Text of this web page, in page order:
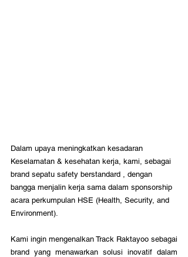
Dalam upaya meningkatkan kesadaran
Keselamatan & kesehatan kerja, kami, sebagai
brand sepatu safety berstandard , dengan
bangga menjalin kerja sama dalam sponsorship
acara perkumpulan HSE (Health, Security, and
Environment).
Kami ingin mengenalkan Track Raktayoo sebagai
brand yang menawarkan solusi inovatif dalam